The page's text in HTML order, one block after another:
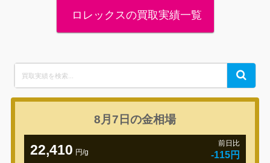
ロレックスの買取実績一覧
for:
Search
8月7日の金相場
22,410 円/g
前日比
-115円